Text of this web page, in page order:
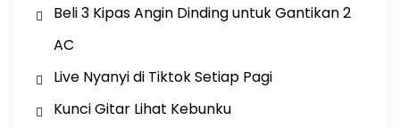
Beli 3 Kipas Angin Dinding untuk Gantikan 2
AC
Live Nyanyi di Tiktok Setiap Pagi
Kunci Gitar Lihat Kebunku